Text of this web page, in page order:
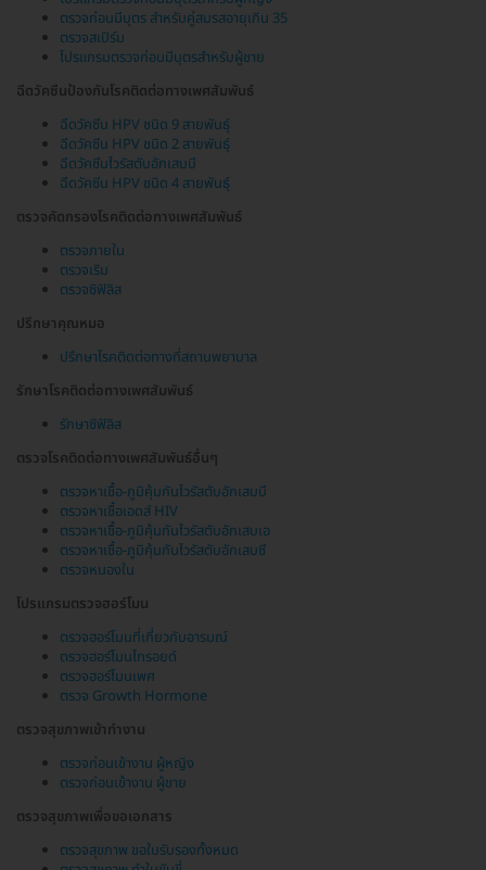
ตรวจก่อนมีบุตร สำหรับคู่สมรสอายุเกิน 35
ตรวจสเปิร์ม
โปรแกรมตรวจก่อนมีบุตรสำหรับผู้ชาย
ฉีดวัคซีนป้องกันโรคติดต่อทางเพศสัมพันธ์
ฉีดวัคซีน HPV ชนิด 9 สายพันธุ์
ฉีดวัคซีน HPV ชนิด 2 สายพันธุ์
ฉีดวัคซีนไวรัสตับอักเสบบี
ฉีดวัคซีน HPV ชนิด 4 สายพันธุ์
ตรวจคัดกรองโรคติดต่อทางเพศสัมพันธ์
ตรวจภายใน
ตรวจเริม
ตรวจซิฟิลิส
ปรึกษาคุณหมอ
ปรึกษาโรคติดต่อทางที่สถานพยาบาล
รักษาโรคติดต่อทางเพศสัมพันธ์
รักษาซิฟิลิส
ตรวจโรคติดต่อทางเพศสัมพันธ์อื่นๆ
ตรวจหาเชื้อ-ภูมิคุ้มกันไวรัสตับอักเสบบี
ตรวจหาเชื้อเอดส์ HIV
ตรวจหาเชื้อ-ภูมิคุ้มกันไวรัสตับอักเสบเอ
ตรวจหาเชื้อ-ภูมิคุ้มกันไวรัสตับอักเสบซี
ตรวจหนองใน
โปรแกรมตรวจฮอร์โมน
ตรวจฮอร์โมนที่เกี่ยวกับอารมณ์
ตรวจฮอร์โมนไทรอยด์
ตรวจฮอร์โมนเพศ
ตรวจ Growth Hormone
ตรวจสุขภาพเข้าทำงาน
ตรวจก่อนเข้างาน ผู้หญิง
ตรวจก่อนเข้างาน ผู้ชาย
ตรวจสุขภาพเพื่อขอเอกสาร
ตรวจสุขภาพ ขอใบรับรองทั้งหมด